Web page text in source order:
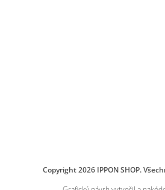
Copyright 2026 IPPON SHOP.